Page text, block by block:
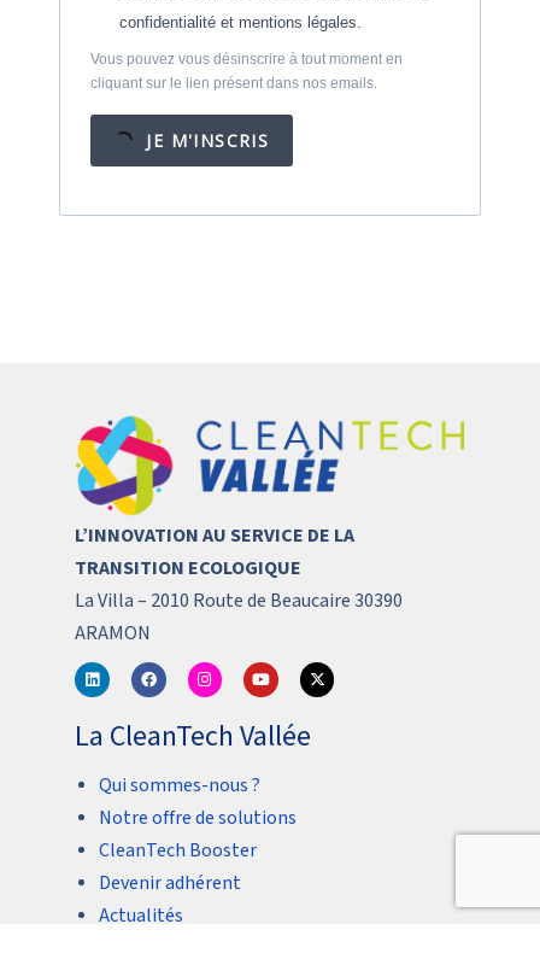
confidentialité et mentions légales.
Vous pouvez vous désinscrire à tout moment en
cliquant sur le lien présent dans nos emails.
JE M'INSCRIS
L’INNOVATION AU SERVICE DE LA
TRANSITION ECOLOGIQUE
La Villa – 2010 Route de Beaucaire 30390
ARAMON
La CleanTech Vallée
Qui sommes-nous ?
Notre offre de solutions
CleanTech Booster
Devenir adhérent
Actualités